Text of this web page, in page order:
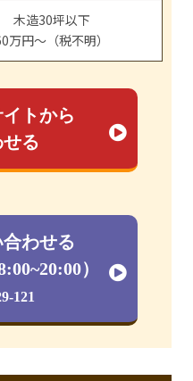
木造30坪以下
万円～（税不明）
イトから
る
わせる
）
121